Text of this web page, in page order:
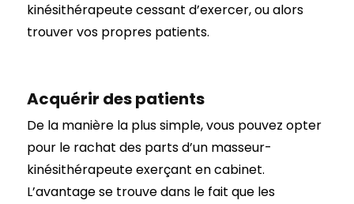
kinésithérapeute cessant d’exercer, ou alors
trouver vos propres patients.
Acquérir des patients
De la manière la plus simple, vous pouvez opter
pour le rachat des parts d’un masseur-
kinésithérapeute exerçant en cabinet.
L’avantage se trouve dans le fait que les